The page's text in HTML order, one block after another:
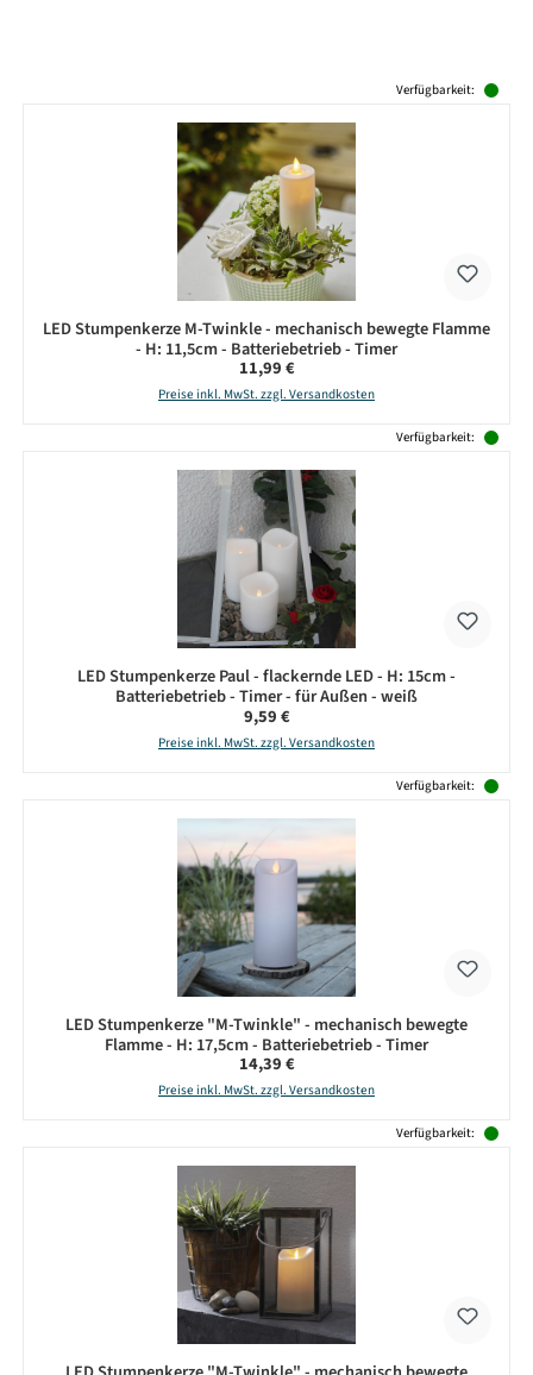
Verfügbarkeit:
LED Stumpenkerze M-Twinkle - mechanisch bewegte Flamme
- H: 11,5cm - Batteriebetrieb - Timer
Regulärer Preis:
11,99 €
Preise inkl. MwSt. zzgl. Versandkosten
Verfügbarkeit:
LED Stumpenkerze Paul - flackernde LED - H: 15cm -
Batteriebetrieb - Timer - für Außen - weiß
Regulärer Preis:
9,59 €
Preise inkl. MwSt. zzgl. Versandkosten
Verfügbarkeit:
LED Stumpenkerze "M-Twinkle" - mechanisch bewegte
Flamme - H: 17,5cm - Batteriebetrieb - Timer
Regulärer Preis:
14,39 €
Preise inkl. MwSt. zzgl. Versandkosten
Verfügbarkeit: